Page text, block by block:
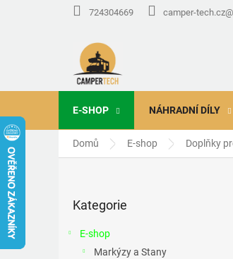
724304669 camper-
E-SHOP NÁHRADNÍ DÍLY
Domů E-shop Doplňky
kategorie
Kategorie
E-shop
Markýzy a Stany